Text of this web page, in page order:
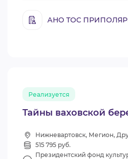
АНО ТОС
Тайны ваховской
Реализуется
Нижневартовск, Мегион,
515 795 руб.
Президентский фонд